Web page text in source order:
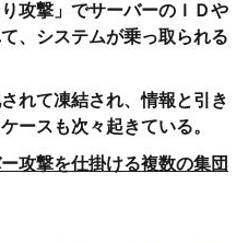
攻撃」でサーバーのＩＤや
、システムが乗っ取られる
れて凍結され、情報と引き
ースも次々起きている。
攻撃を仕掛ける複数の集団